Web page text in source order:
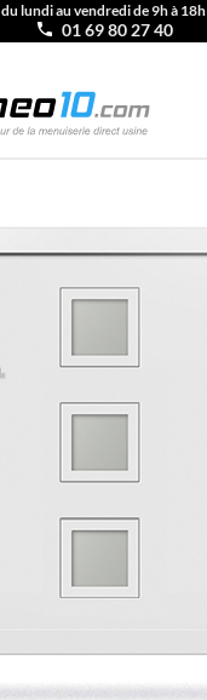
du lundi au vendredi de 9h à 18h
01 69 80 27 40